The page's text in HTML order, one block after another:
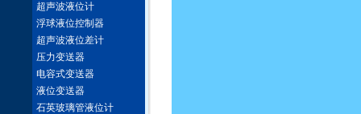
超声波液位计
浮球液位控制器
超声波液位差计
压力变送器
电容式变送器
液位变送器
石英玻璃管液位计